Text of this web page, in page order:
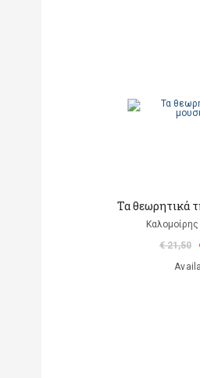
Τα θεωρητικά
€ 21,50